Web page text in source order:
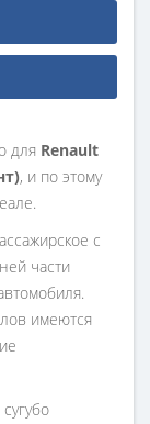
для Renault
, и по этому
с
части
имеются